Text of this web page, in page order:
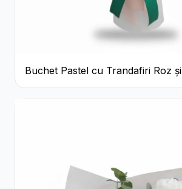
Buchet Pastel cu Trandafiri Roz și
Albi